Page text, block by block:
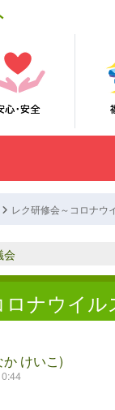
レク研修会～コロナウ
会
ロナウイ
けいこ)